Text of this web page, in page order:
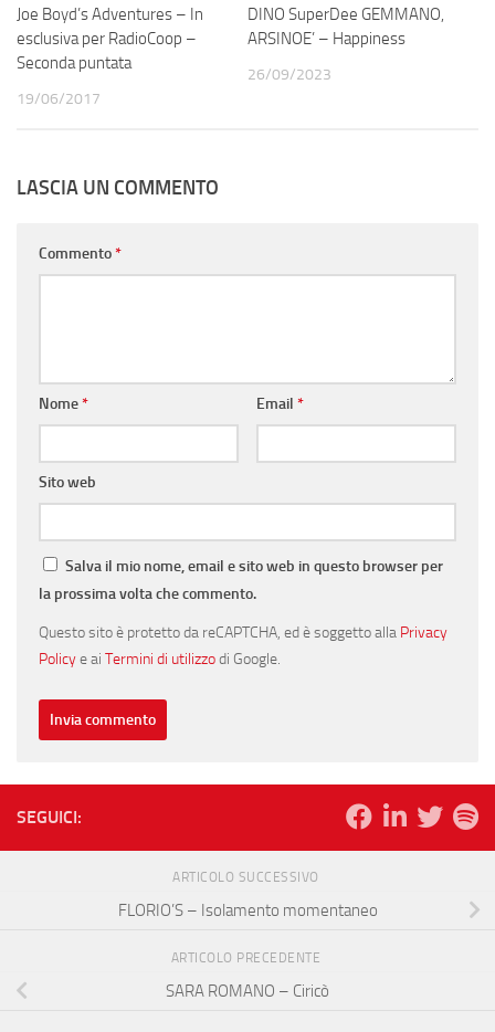
Joe Boyd’s Adventures – In
esclusiva per RadioCoop –
Seconda puntata
19/06/2017
DINO SuperDee GEMMANO,
ARSINOE’ – Happiness
26/09/2023
LASCIA UN COMMENTO
Commento*
Nome* Email *
Sito web
Salva il mio nome, email e sito web in questo browser per
la prossima volta che commento.
Questo sito è protetto da reCAPTCHA, ed è soggetto alla Privacy
Policye ai Termini di utilizzodi Google.
SEGUICI:
ARTICOLO SUCCESSIVO
FLORIO’S – Isolamento momentaneo
ARTICOLO PRECEDENTE
SARA ROMANO – Ciricò